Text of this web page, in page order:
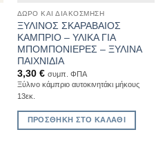
ΔΏΡΟ ΚΑΙ ΔΙΑΚΌΣΜΗΣΗ
ΞΥΛΙΝΟΣ ΣΚΑΡΑΒΑΙΟΣ
ΚΑΜΠΡΙΟ – ΥΛΙΚΑ ΓΙΑ
ΜΠΟΜΠΟΝΙΕΡΕΣ – ΞΥΛΙΝΑ
ΠΑΙΧΝΙΔΙΑ
3,30 € συμπ. ΦΠΑ
Ξύλινο κάμπριο αυτοκινητάκι μήκους
13εκ.
ΠΡΟΣΘΉΚΗ ΣΤΟ ΚΑΛΆΘΙ